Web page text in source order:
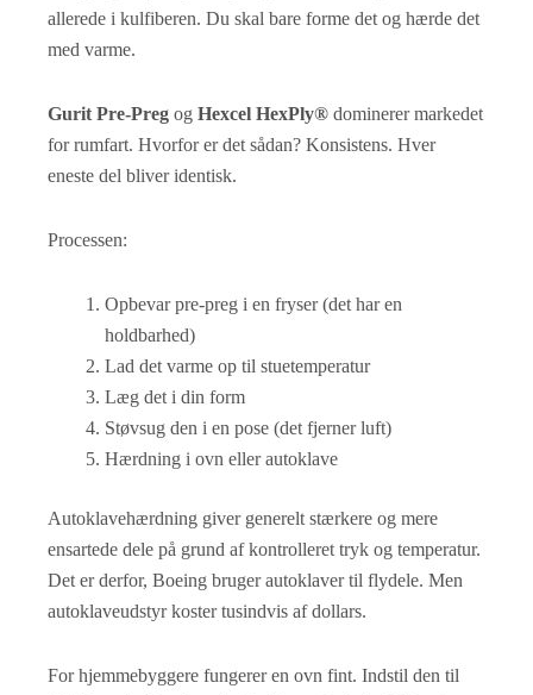
allerede i kulfiberen. Du skal bare forme det og hærde det
med varme.
Gurit Pre-Preg og Hexcel HexPly® dominerer markedet
for rumfart. Hvorfor er det sådan? Konsistens. Hver
eneste del bliver identisk.
Processen:
Opbevar pre-preg i en fryser (det har en
holdbarhed)
Lad det varme op til stuetemperatur
Læg det i din form
Støvsug den i en pose (det fjerner luft)
Hærdning i ovn eller autoklave
Autoklavehærdning giver generelt stærkere og mere
ensartede dele på grund af kontrolleret tryk og temperatur.
Det er derfor, Boeing bruger autoklaver til flydele. Men
autoklaveudstyr koster tusindvis af dollars.
For hjemmebyggere fungerer en ovn fint. Indstil den til